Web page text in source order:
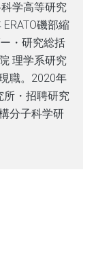
学高等研究
磯部縮
・研究総括
理学系研究
職。2020年
所・招聘研究
分子科学研